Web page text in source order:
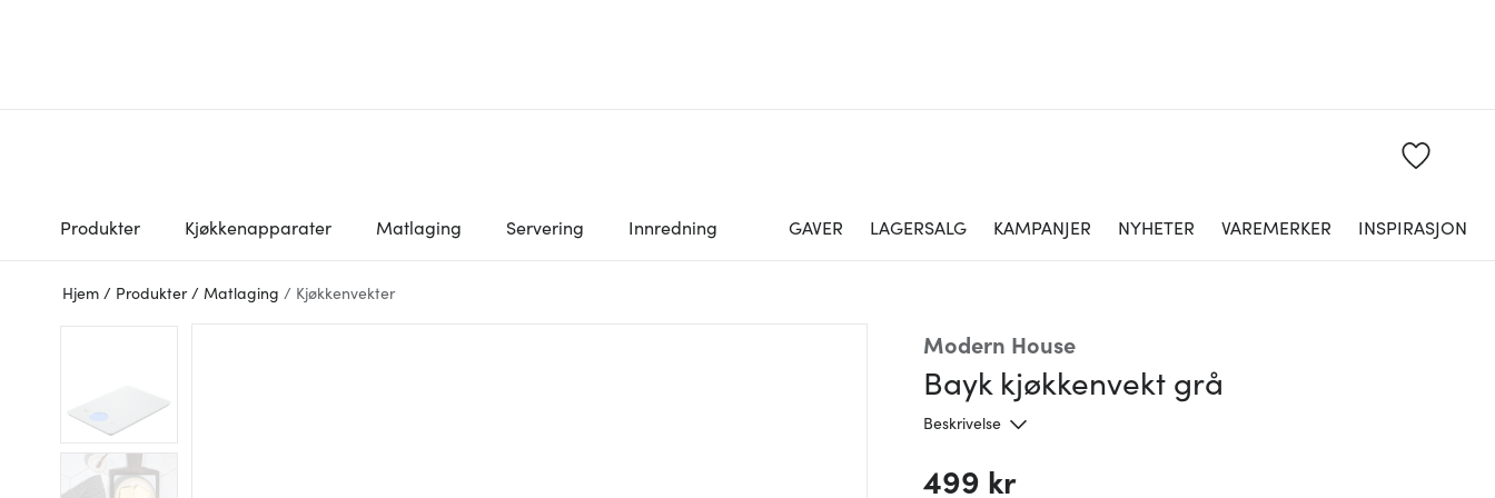
Produkter Kjøkkenapparater Matlaging Servering Innredning GAVER LAGERSALG KAMPANJER NYHETER VAREMERKER INSPIRASJON
Hjem / Produkter / Matlaging / Kjøkkenvekter
Modern House
Bayk kjøkkenvekt grå
Beskrivelse
499 kr